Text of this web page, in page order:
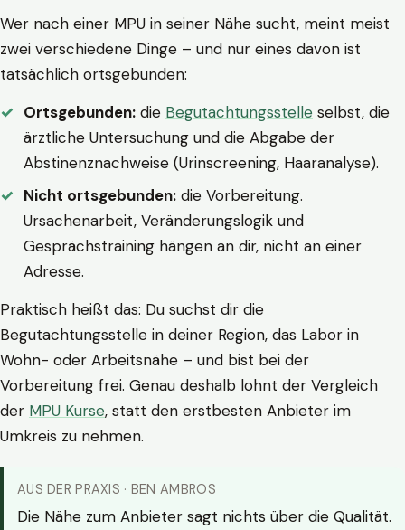
Wer nach einer MPU in seiner Nähe sucht, meint meist
zwei verschiedene Dinge – und nur eines davon ist
tatsächlich ortsgebunden:
Ortsgebunden: die Begutachtungsstelle selbst, die
ärztliche Untersuchung und die Abgabe der
Abstinenznachweise (Urinscreening, Haaranalyse).
Nicht ortsgebunden: die Vorbereitung.
Ursachenarbeit, Veränderungslogik und
Gesprächstraining hängen an dir, nicht an einer
Adresse.
Praktisch heißt das: Du suchst dir die
Begutachtungsstelle in deiner Region, das Labor in
Wohn- oder Arbeitsnähe – und bist bei der
Vorbereitung frei. Genau deshalb lohnt der Vergleich
der MPU Kurse, statt den erstbesten Anbieter im
Umkreis zu nehmen.
AUS DER PRAXIS · BEN AMBROS
Die Nähe zum Anbieter sagt nichts über die Qualität.